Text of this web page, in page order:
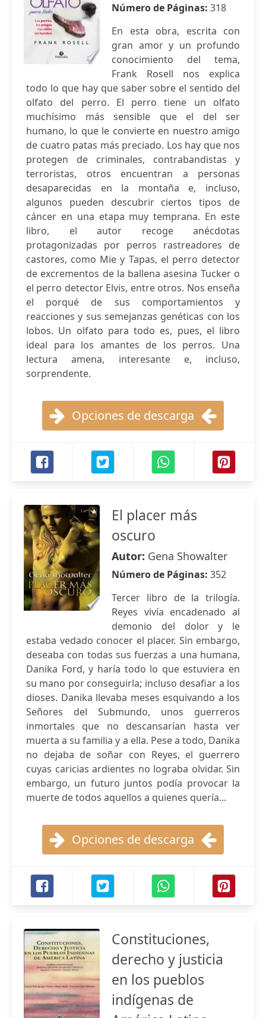
Número de Páginas: 318
En esta obra, escrita con
gran amor y un profundo
conocimiento del tema,
Frank Rosell nos explica
todo lo que hay que saber sobre el sentido del
olfato del perro. El perro tiene un olfato
muchísimo más sensible que el del ser
humano, lo que le convierte en nuestro amigo
de cuatro patas más preciado. Los hay que nos
protegen de criminales, contrabandistas y
terroristas, otros encuentran a personas
desaparecidas en la montaña e, incluso,
algunos pueden descubrir ciertos tipos de
cáncer en una etapa muy temprana. En este
libro, el autor recoge anécdotas
protagonizadas por perros rastreadores de
castores, como Mie y Tapas, el perro detector
de excrementos de la ballena asesina Tucker o
el perro detector Elvis, entre otros. Nos enseña
el porqué de sus comportamientos y
reacciones y sus semejanzas genéticas con los
lobos. Un olfato para todo es, pues, el libro
ideal para los amantes de los perros. Una
lectura amena, interesante e, incluso,
sorprendente.
Opciones de descarga
El placer más
oscuro
Autor: Gena Showalter
Número de Páginas: 352
Tercer libro de la trilogía.
Reyes vivía encadenado al
demonio del dolor y le
estaba vedado conocer el placer. Sin embargo,
deseaba con todas sus fuerzas a una humana,
Danika Ford, y haría todo lo que estuviera en
su mano por conseguirla; incluso desafiar a los
dioses. Danika llevaba meses esquivando a los
Señores del Submundo, unos guerreros
inmortales que no descansarían hasta ver
muerta a su familia y a ella. Pese a todo, Danika
no dejaba de soñar con Reyes, el guerrero
cuyas caricias ardientes no lograba olvidar. Sin
embargo, un futuro juntos podía provocar la
muerte de todos aquellos a quienes quería...
Opciones de descarga
Constituciones,
derecho y justicia
en los pueblos
indígenas de